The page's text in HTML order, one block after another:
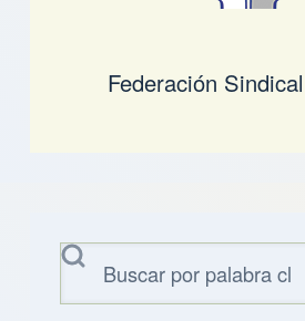
Federación
Buscar